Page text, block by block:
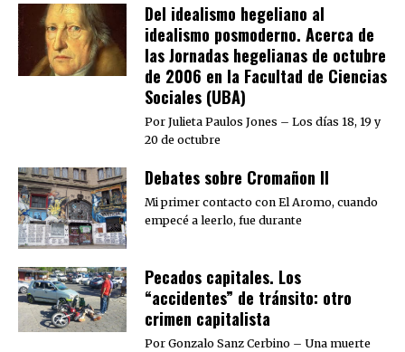
Del idealismo hegeliano al
idealismo posmoderno. Acerca de
las Jornadas hegelianas de octubre
de 2006 en la Facultad de Ciencias
Sociales (UBA)
Por Julieta Paulos Jones – Los días 18, 19 y
20 de octubre
Debates sobre Cromañon II
Mi primer contacto con El Aromo, cuando
empecé a leerlo, fue durante
Pecados capitales. Los
“accidentes” de tránsito: otro
crimen capitalista
Por Gonzalo Sanz Cerbino – Una muerte